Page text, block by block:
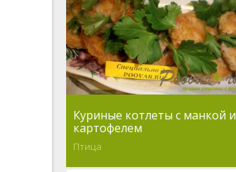
Куриные котлеты с манкой и
картофелем
Птица